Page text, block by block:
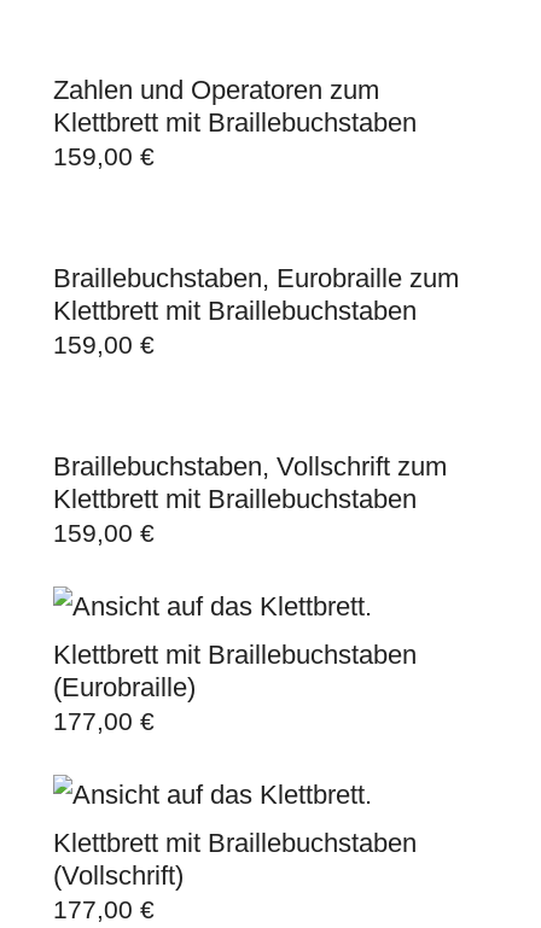
Zahlen und Operatoren zum
Klettbrett mit Braillebuchstaben
159,00 €
Braillebuchstaben, Eurobraille zum
Klettbrett mit Braillebuchstaben
159,00 €
Braillebuchstaben, Vollschrift zum
Klettbrett mit Braillebuchstaben
159,00 €
Klettbrett mit Braillebuchstaben
(Eurobraille)
177,00 €
Klettbrett mit Braillebuchstaben
(Vollschrift)
177,00 €